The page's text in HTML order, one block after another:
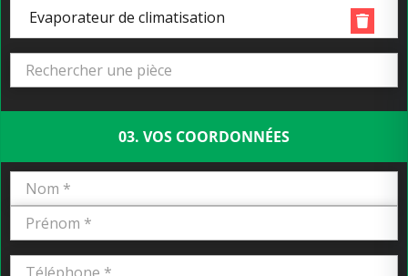
Evaporateur de climatisation
03. VOS COORDONNÉES